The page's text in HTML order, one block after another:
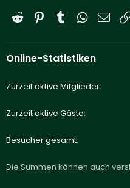
Reddit PinterestTumblr E-
Online-Statistiken
Zurzeit aktive Mitglieder
Zurzeit aktive Gäste
Besucher gesamt
Die Summen können auch